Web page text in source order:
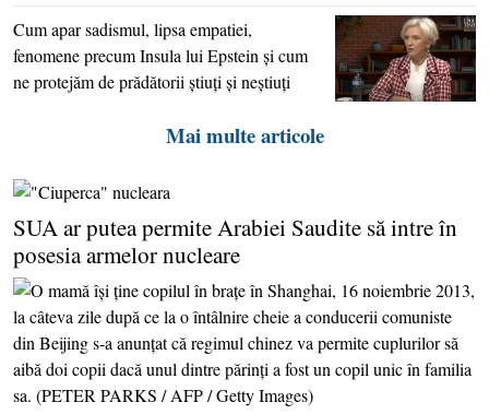
Cum apar sadismul, lipsa empatiei,
fenomene precum Insula lui Epstein şi cum
ne protejăm de prădătorii ştiuţi şi neştiuţi
Mai multe articole
SUA ar putea permite Arabiei Saudite să intre în
posesia armelor nucleare